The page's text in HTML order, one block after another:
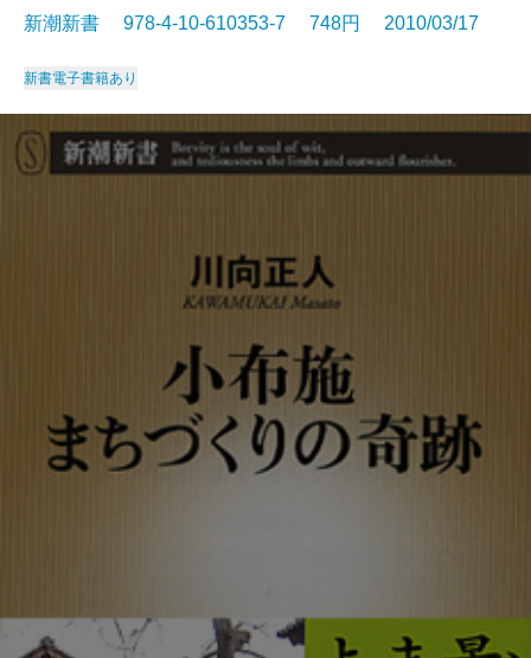
新潮新書 978-4-10-610353-7 748円 2010/03/17
新書電子書籍あり